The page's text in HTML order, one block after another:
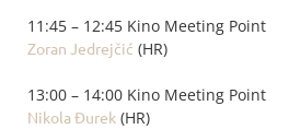
11:45 – 12:45 Kino Meeting Point
Zoran Jedrejčić (HR)
13:00 – 14:00 Kino Meeting Point
Nikola Đurek (HR)